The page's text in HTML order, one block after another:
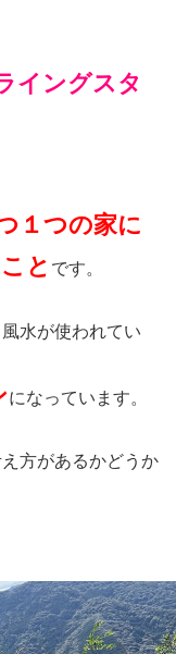
イングスタ
１つの家に
と です。
水が使われてい
になっています。
方があるかどうか